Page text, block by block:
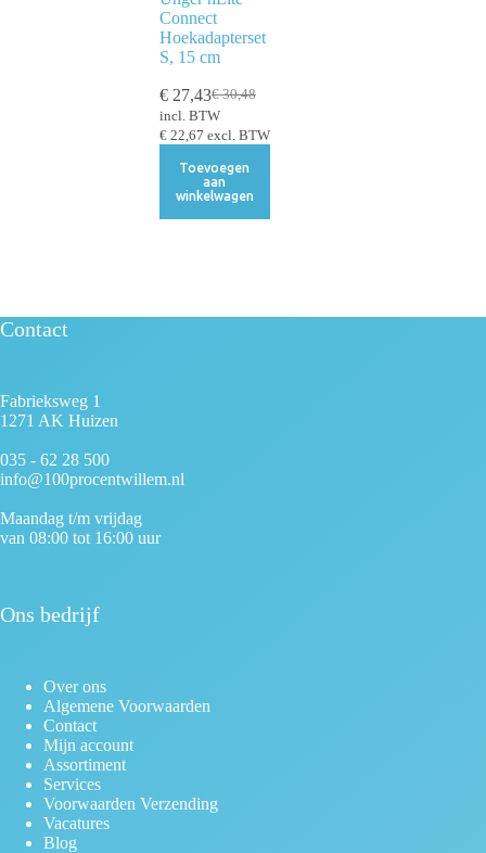
Connect
Hoekadapterset
S, 15 cm
€30,48
€27,43
incl. BTW
€22,67 excl. BTW
Toevoegen
aan
winkelwagen
Contact
Fabrieksweg 1
1271 AK Huizen
035 - 62 28 500
info@100procentwillem.nl
Maandag t/m vrijdag
van 08:00 tot 16:00 uur
Ons bedrijf
Over ons
Algemene Voorwaarden
Contact
Mijn account
Assortiment
Services
Voorwaarden Verzending
Vacatures
Blog